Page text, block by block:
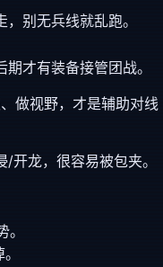
别无兵线就乱跑。
才有装备接管团战。
做视野，才是辅助对线
开龙，很容易被包夹。